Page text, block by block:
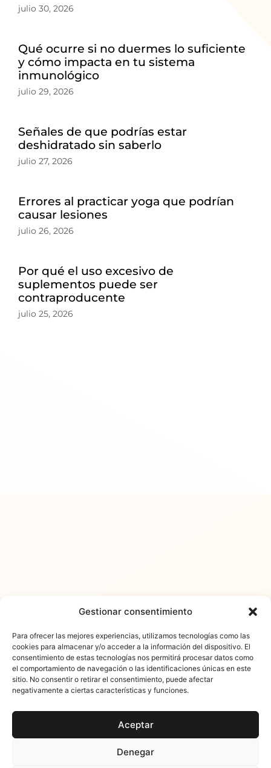
Gestionar consentimiento
Para ofrecer las mejores experiencias, utilizamos tecnologías como las
cookies para almacenar y/o acceder a la información del dispositivo. El
consentimiento de estas tecnologías nos permitirá procesar datos como
el comportamiento de navegación o las identificaciones únicas en este
sitio. No consentir o retirar el consentimiento, puede afectar
negativamente a ciertas características y funciones.
Aceptar
Denegar
julio 30, 2026
Qué ocurre si no duermes lo suficiente
y cómo impacta en tu sistema
inmunológico
julio 29, 2026
Señales de que podrías estar
deshidratado sin saberlo
julio 27, 2026
Errores al practicar yoga que podrían
causar lesiones
julio 26, 2026
Por qué el uso excesivo de
suplementos puede ser
contraproducente
julio 25, 2026
𐓏FlashActual